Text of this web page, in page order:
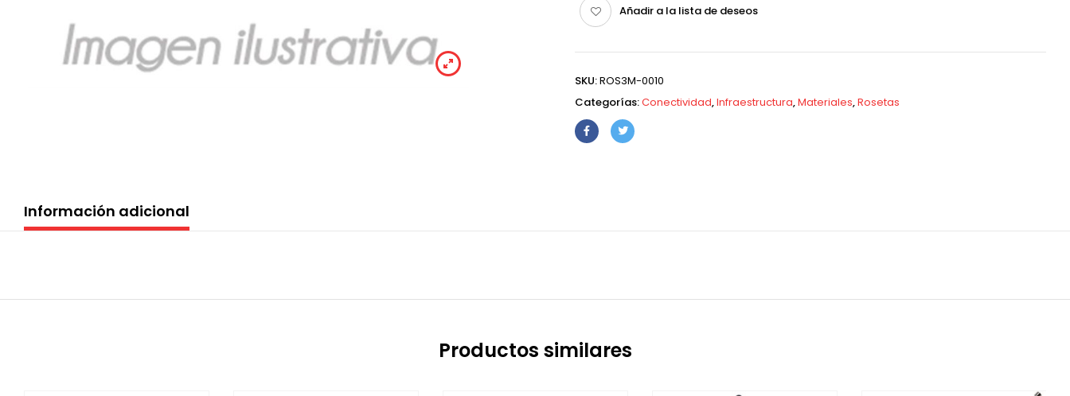
Añadir a la lista de deseos
SKU:ROS3M-0010
Categorías:Conectividad,Infraestructura,Materiales,Rosetas
Información adicional
Productos similares